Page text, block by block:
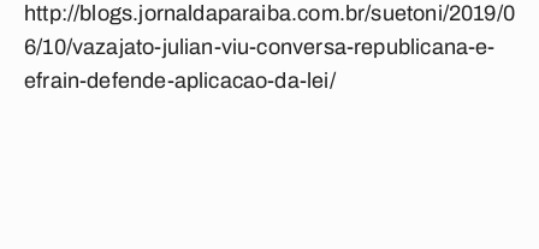
http://blogs.jornaldaparaiba.com.br/suetoni/2019/0
6/10/vazajato-julian-viu-conversa-republicana-e-
efrain-defende-aplicacao-da-lei/